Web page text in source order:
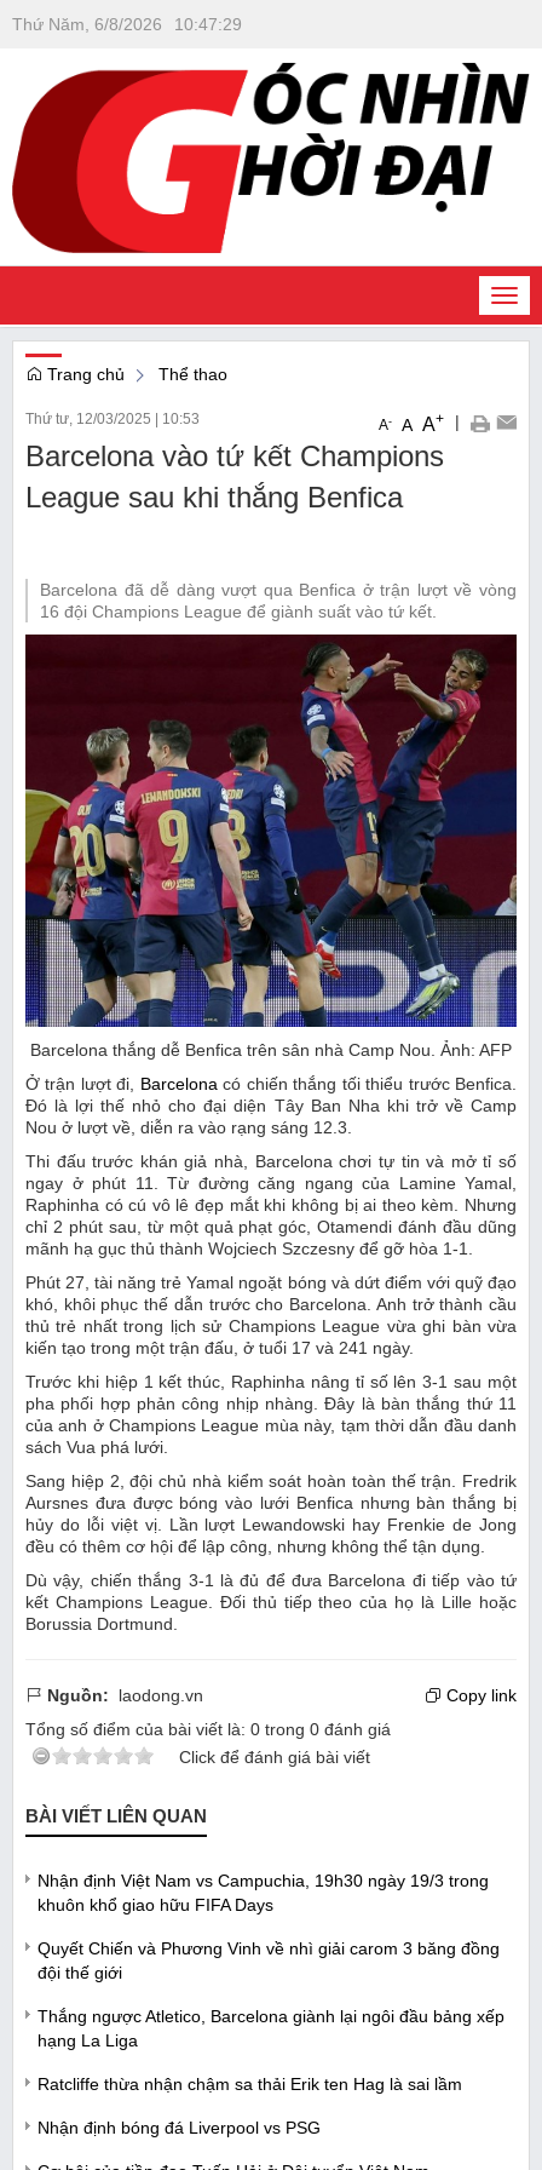
Thứ Năm, 6/8/2026 10:47:29
Trang chủ Thể thao
Thứ tư, 12/03/2025 10:53 A- A A+ |
Barcelona vào tứ kết Champions
League sau khi thắng Benfica
Barcelona đã dễ dàng vượt qua Benfica ở trận lượt về vòng
16 đội Champions League để giành suất vào tứ kết.
Barcelona thắng dễ Benfica trên sân nhà Camp Nou. Ảnh: AFP
Ở trận lượt đi, Barcelonacó chiến thắng tối thiểu trước Benfica.
Đó là lợi thế nhỏ cho đại diện Tây Ban Nha khi trở về Camp
Nou ở lượt về, diễn ra vào rạng sáng 12.3.
Thi đấu trước khán giả nhà, Barcelona chơi tự tin và mở tỉ số
ngay ở phút 11. Từ đường căng ngang của Lamine Yamal,
Raphinha có cú vô lê đẹp mắt khi không bị ai theo kèm. Nhưng
chỉ 2 phút sau, từ một quả phạt góc, Otamendi đánh đầu dũng
mãnh hạ gục thủ thành Wojciech Szczesny để gỡ hòa 1-1.
Phút 27, tài năng trẻ Yamal ngoặt bóng và dứt điểm với quỹ đạo
khó, khôi phục thế dẫn trước cho Barcelona. Anh trở thành cầu
thủ trẻ nhất trong lịch sử Champions League vừa ghi bàn vừa
kiến ​​tạo trong một trận đấu, ở tuổi 17 và 241 ngày.
Trước khi hiệp 1 kết thúc, Raphinha nâng tỉ số lên 3-1 sau một
pha phối hợp phản công nhịp nhàng. Đây là bàn thắng thứ 11
của anh ở Champions League mùa này, tạm thời dẫn đầu danh
sách Vua phá lưới.
Sang hiệp 2, đội chủ nhà kiểm soát hoàn toàn thế trận. Fredrik
Aursnes đưa được bóng vào lưới Benfica nhưng bàn thắng bị
hủy do lỗi việt vị. Lần lượt Lewandowski hay Frenkie de Jong
đều có thêm cơ hội để lập công, nhưng không thể tận dụng.
Dù vậy, chiến thắng 3-1 là đủ để đưa Barcelona đi tiếp vào tứ
kết Champions League. Đối thủ tiếp theo của họ là Lille hoặc
Borussia Dortmund.
Nguồn: laodong.vn
Copy link
Tổng số điểm của bài viết là: 0 trong 0 đánh giá
Click để đánh giá bài viết
BÀI VIẾT LIÊN QUAN
Nhận định Việt Nam vs Campuchia, 19h30 ngày 19/3 trong
khuôn khổ giao hữu FIFA Days
Quyết Chiến và Phương Vinh về nhì giải carom 3 băng đồng
đội thế giới
Thắng ngược Atletico, Barcelona giành lại ngôi đầu bảng xếp
hạng La Liga
Ratcliffe thừa nhận chậm sa thải Erik ten Hag là sai lầm
Nhận định bóng đá Liverpool vs PSG